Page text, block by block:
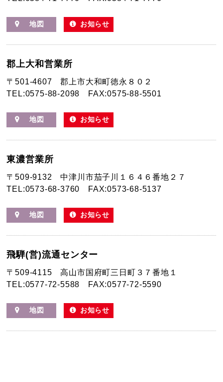
地図 お知らせ
郡上大和営業所
〒501-4607
郡上市大和町徳永８０２
TEL:0575-88-2098
FAX:0575-88-5501
地図 お知らせ
東濃営業所
〒509-9132
中津川市茄子川１６４６番地２７
TEL:0573-68-3760
FAX:0573-68-5137
地図 お知らせ
飛騨(営)流通センター
〒509-4115
高山市国府町三日町３７番地１
TEL:0577-72-5588
FAX:0577-72-5590
地図 お知らせ